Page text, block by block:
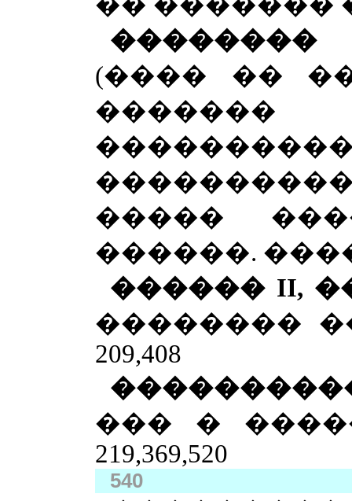
��������
(���� ��
�����
������. ����
������ II,
��������
209,408
��� �
219,369,520
540